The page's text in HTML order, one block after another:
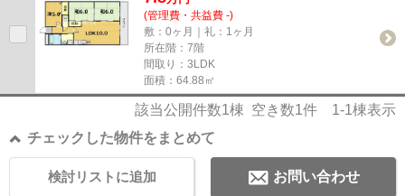
(管理費・共益費 -)
敷：0ヶ月｜礼：1ヶ月
所在階：7階
間取り：3LDK
面積：64.88㎡
該当公開件数1棟 空き数1件 1-1棟表示
チェックした物件をまとめて
お問い合わせ
検討リストに追加